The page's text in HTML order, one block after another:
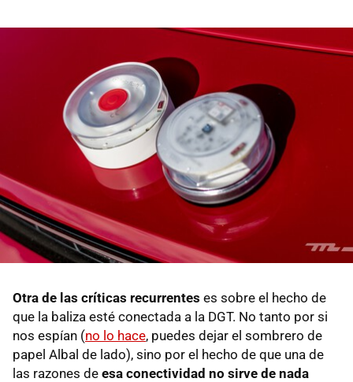
Otra de las críticas recurrentes es sobre el hecho de
que la baliza esté conectada a la DGT. No tanto por si
nos espían (no lo hace, puedes dejar el sombrero de
papel Albal de lado), sino por el hecho de que una de
las razones de esa conectividad no sirve de nada